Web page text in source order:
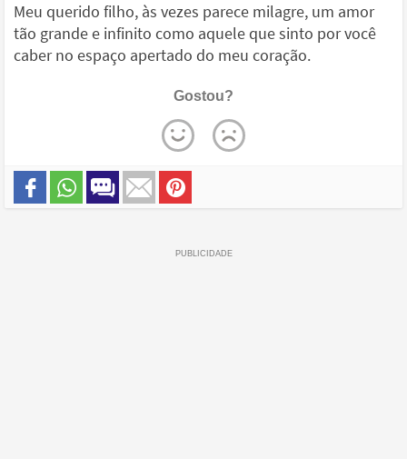
Meu querido filho, às vezes parece milagre, um amor
tão grande e infinito como aquele que sinto por você
caber no espaço apertado do meu coração.
Gostou?